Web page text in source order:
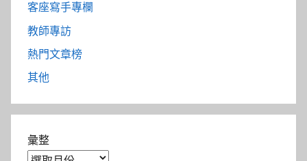
客座寫手專欄
教師專訪
熱門文章榜
其他
彙整